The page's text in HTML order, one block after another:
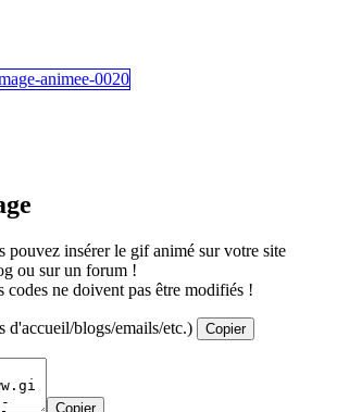
pouvez insérer le gif animé sur votre site
ou sur un forum !
codes ne doivent pas être modifiés !
d'accueil/blogs/emails/etc.) Copier
Copier